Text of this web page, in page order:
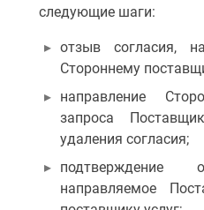
следующие шаги:
отзыв согласия,
Стороннему
направление
запроса
удаления согласия;
подтверждение
направляемое